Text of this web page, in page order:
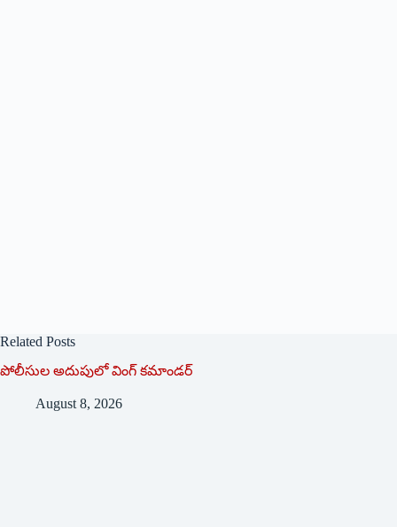
Related Posts
పోలీసుల అదుపులో వింగ్‌ ‌కమాండర్‌
August 8, 2026